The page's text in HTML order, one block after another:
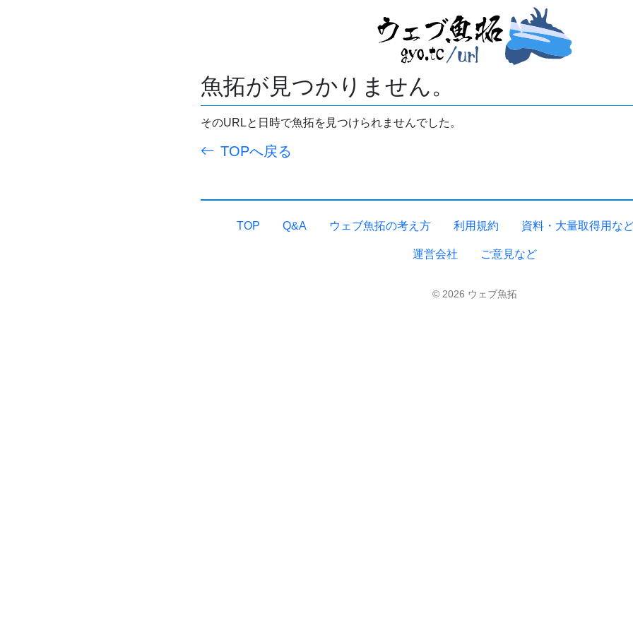
魚拓が見つかりません。
そのURLと日時で魚拓を見つけられませんでした。
TOPへ戻る
TOP Q&A ウェブ魚拓の考え方 利用規約 資料・大量取得用な
運営会社 ご意見など
© 2026 ウェブ魚拓